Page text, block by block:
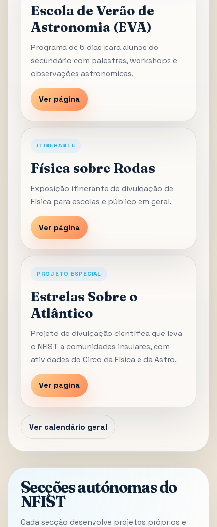
Escola de Verão de
Astronomia (EVA)
Programa de 5 dias para alunos do
secundário com palestras, workshops e
observações astronómicas.
Ver página
ITINERANTE
Física sobre Rodas
Exposição itinerante de divulgação de
Física para escolas e público em geral.
Ver página
PROJETO ESPECIAL
Estrelas Sobre o
Atlântico
Projeto de divulgação científica que leva
o NFIST a comunidades insulares, com
atividades do Circo da Física e da Astro.
Ver página
Ver calendário geral
Secções autónomas do
NFIST
Cada secção desenvolve projetos próprios e